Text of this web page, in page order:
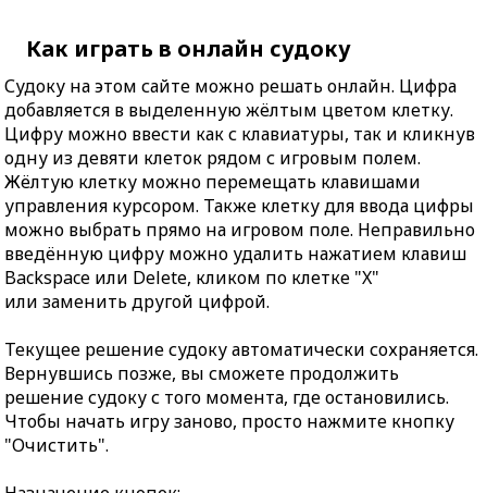
Как играть в онлайн судоку
Судоку на этом сайте можно решать онлайн. Цифра
добавляется в выделенную жёлтым цветом клетку.
Цифру можно ввести как с клавиатуры, так и кликнув
одну из девяти клеток рядом с игровым полем.
Жёлтую клетку можно перемещать клавишами
управления курсором. Также клетку для ввода цифры
можно выбрать прямо на игровом поле. Неправильно
введённую цифру можно удалить нажатием клавиш
Backspace или Delete, кликом по клетке "X"
или заменить другой цифрой.
Текущее решение судоку автоматически сохраняется.
Вернувшись позже, вы сможете продолжить
решение судоку с того момента, где остановились.
Чтобы начать игру заново, просто нажмите кнопку
"Очистить".